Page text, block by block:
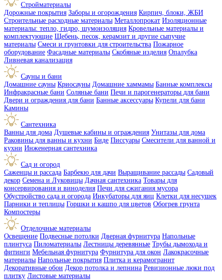
Стройматериалы
Дорожные покрытия Заборы и огорождения Кирпич, блоки, ЖБИ
Строительные расходные материалы Металлопрокат Изоляционные
материалы: тепло, гидро, шумоизоляция Кровельные материалы и
комплектующие Щебень, песок, керамзит и другие сыпучие
материалы Смеси и грунтовки для строительства Пожарное
оборудование Фасадные материалы Скобяные изделия Опалубка
Ливневая канализация
Сауны и бани
Домашние сауны Криосауны Домашние хаммамы Банные комплексы
Инфракрасные бани Соляные бани Печи и парогенераторы для бани
Двери и ограждения для бани Банные аксессуары Купели для бани
Камины
Сантехника
Ванны для дома Душевые кабины и ограждения Унитазы для дома
Раковины для ванны и кухни Биде Писсуары Смесители для ванной и
кухни Инженерная сантехника
Сад и огород
Саженцы и рассада Барбекю для дачи Выращивание рассады Садовый
декор Семена и Луковицы Дачная сантехника Товары для
консервирования и виноделия Печи для сжигания мусора
Обустройство сада и огорода Инкубаторы для яиц Клетки для несушек
Парники и теплицы Горшки и кашпо для цветов Обогрев грунта
Компостеры
Отделочные материалы
Освещение Подвесные потолки Дверная фурнитура Напольные
плинтуса Пиломатериалы Лестницы деревянные Трубы дымохода и
фитинги Мебельная фурнитура Фурнитура для окон Лакокрасочные
материалы Напольные покрытия Плитка и керамогранит
Декоративные обои Декор потолка и лепнина Ревизионные люки под
плитку Листовые материалы